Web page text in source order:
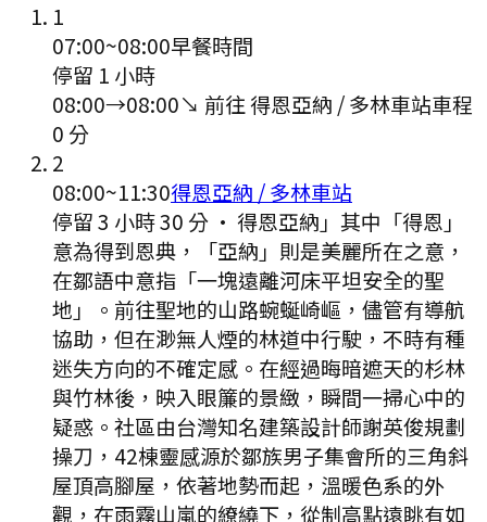
1
07:00~08:00早餐時間
停留 1 小時
08:00→08:00↘ 前往得恩亞納 / 多林車站車程
0 分
2
08:00~11:30得恩亞納 / 多林車站
停留 3 小時 30 分 · 得恩亞納」其中「得恩」
意為得到恩典，「亞納」則是美麗所在之意，
在鄒語中意指「一塊遠離河床平坦安全的聖
地」。前往聖地的山路蜿蜒崎嶇，儘管有導航
協助，但在渺無人煙的林道中行駛，不時有種
迷失方向的不確定感。在經過晦暗遮天的杉林
與竹林後，映入眼簾的景緻，瞬間一掃心中的
疑惑。社區由台灣知名建築設計師謝英俊規劃
操刀，42棟靈感源於鄒族男子集會所的三角斜
屋頂高腳屋，依著地勢而起，溫暖色系的外
觀，在雨霧山嵐的繚繞下，從制高點遠眺有如